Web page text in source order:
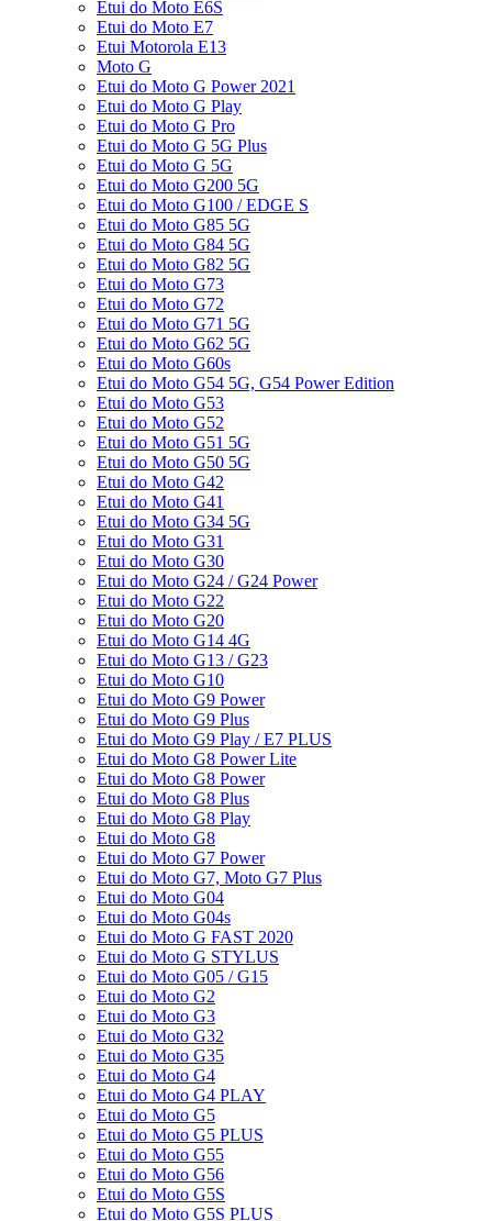
Etui do Moto E6S
Etui do Moto E7
Etui Motorola E13
Moto G
Etui do Moto G Power 2021
Etui do Moto G Play
Etui do Moto G Pro
Etui do Moto G 5G Plus
Etui do Moto G 5G
Etui do Moto G200 5G
Etui do Moto G100 / EDGE S
Etui do Moto G85 5G
Etui do Moto G84 5G
Etui do Moto G82 5G
Etui do Moto G73
Etui do Moto G72
Etui do Moto G71 5G
Etui do Moto G62 5G
Etui do Moto G60s
Etui do Moto G54 5G, G54 Power Edition
Etui do Moto G53
Etui do Moto G52
Etui do Moto G51 5G
Etui do Moto G50 5G
Etui do Moto G42
Etui do Moto G41
Etui do Moto G34 5G
Etui do Moto G31
Etui do Moto G30
Etui do Moto G24 / G24 Power
Etui do Moto G22
Etui do Moto G20
Etui do Moto G14 4G
Etui do Moto G13 / G23
Etui do Moto G10
Etui do Moto G9 Power
Etui do Moto G9 Plus
Etui do Moto G9 Play / E7 PLUS
Etui do Moto G8 Power Lite
Etui do Moto G8 Power
Etui do Moto G8 Plus
Etui do Moto G8 Play
Etui do Moto G8
Etui do Moto G7 Power
Etui do Moto G7, Moto G7 Plus
Etui do Moto G04
Etui do Moto G04s
Etui do Moto G FAST 2020
Etui do Moto G STYLUS
Etui do Moto G05 / G15
Etui do Moto G2
Etui do Moto G3
Etui do Moto G32
Etui do Moto G35
Etui do Moto G4
Etui do Moto G4 PLAY
Etui do Moto G5
Etui do Moto G5 PLUS
Etui do Moto G55
Etui do Moto G56
Etui do Moto G5S
Etui do Moto G5S PLUS